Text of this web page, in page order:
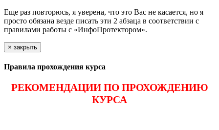
Еще раз повторюсь, я уверена, что это Вас не касается, но я
просто обязана везде писать эти 2 абзаца в соответствии с
правилами работы с «ИнфоПротектором».
× закрыть
Правила прохождения курса
РЕКОМЕНДАЦИИ ПО ПРОХОЖДЕНИЮ
КУРСА